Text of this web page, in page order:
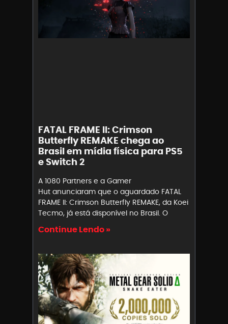
FATAL FRAME II: Crimson
Butterfly REMAKE chega ao
Brasil em mídia física para PS5
e Switch 2
A 1080 Partners e a Gamer
Hut anunciaram que o aguardado FATAL
FRAME II: Crimson Butterfly REMAKE, da Koei
Tecmo, já está disponível no Brasil. O
Continue Lendo »